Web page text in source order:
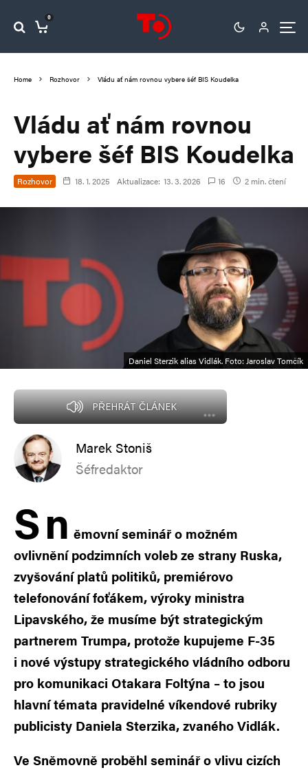
0
Home Rozhovor Vládu ať nám rovnou vybere šéf BIS Koudelka
Vládu ať nám rovnou
vybere šéf BIS Koudelka
Rozhovor 18. 1. 2025 Aktualizace: 13. 3. 2026 16 2 min. čtení
Daniel Sterzik alias Vidlák. Foto: Jaroslav Tomčík
PŘEHRÁT ČLÁNEK
Marek Stoniš
Šéfredaktor
Sn ěmovní seminář o možném
ovlivnění podzimních voleb ze strany Ruska,
zvyšování platů politiků, premiérovo
telefonování foťákem, výroky ministra
Lipavského, že musíme být strategickým
partnerem Trumpa, protože kupujeme F-35
i nové výstupy strategického vládního odboru
pro komunikaci Otakara Foltýna – to jsou
hlavní témata pravidelné víkendové rubriky
publicisty Daniela Sterzika, zvaného Vidlák.
Ve Sněmovně proběhl seminář o vlivu cizích